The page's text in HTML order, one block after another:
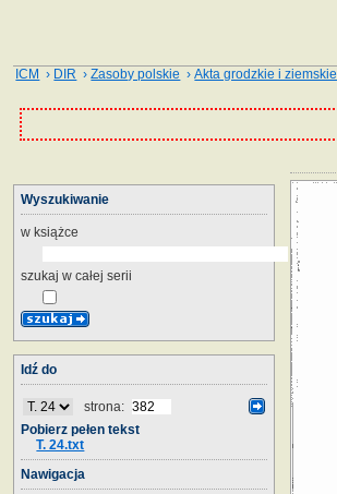
ICM › DIR ›Zasoby polskie ›Akta grodzkie i ziemskie
Wyszukiwanie
w książce
szukaj w całej serii
Idź do
strona:
Pobierz pełen tekst
T. 24.txt
Nawigacja